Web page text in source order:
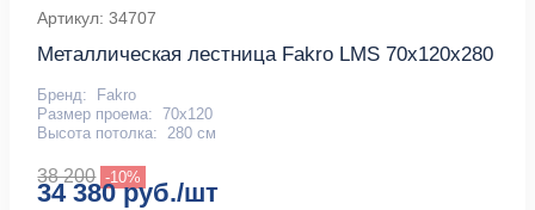
Артикул: 34707
Металлическая лестница Fakro LMS 70x120x280
Бренд:
Fakro
Размер проема: 70x120
Высота потолка:
280 см
38 200 -10%
34 380 руб./шт